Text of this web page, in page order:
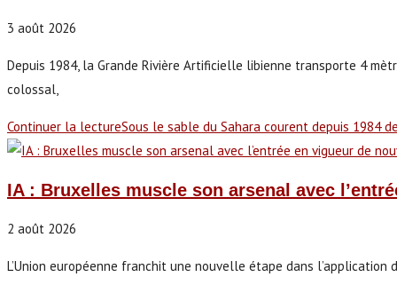
3 août 2026
Depuis 1984, la Grande Rivière Artificielle libienne transporte 4
colossal,
Continuer la lectureSous le sable du Sahara courent depuis 1984
IA : Bruxelles muscle son arsenal avec
2 août 2026
L’Union européenne franchit une nouvelle étape dans